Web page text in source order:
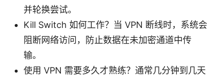
并轮换尝试。
Kill Switch 如何工作？当 VPN 断线时，系统会
阻断网络访问，防止数据在未加密通道中传
输。
使用 VPN 需要多久才熟练？通常几分钟到几天